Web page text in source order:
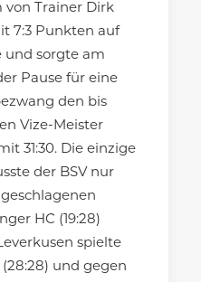
von Trainer Dirk
7:3 Punkten auf
und sorgte am
Pause für eine
den bis
Vize-Meister
31:30. Die einzige
der BSV nur
HC (19:28)
spielte
und gegen